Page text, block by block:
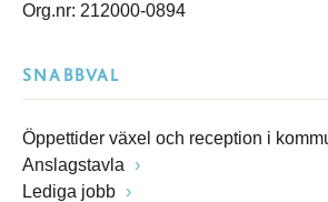
Org.nr: 212000-0894
SNABBVAL
Öppettider växel och reception i
Anslagstavla
Lediga jobb